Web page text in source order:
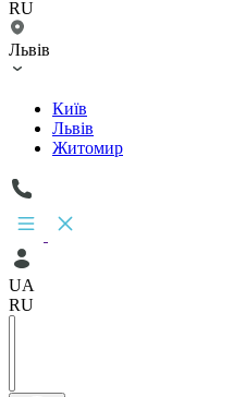
RU
Львів
Київ
Львів
Житомир
UA
RU